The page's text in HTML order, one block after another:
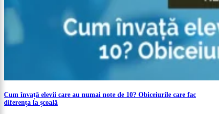
Cum învață elevii care au numai note de 10? Obiceiurile care fac
diferența la școală